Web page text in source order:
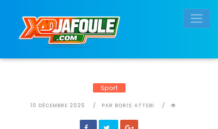
Sport
10 DÉCEMBRE 2025 PAR BORIS ATTEBI